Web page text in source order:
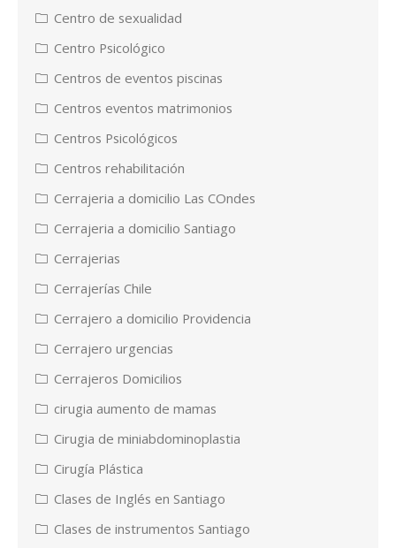
Centro de sexualidad
Centro Psicológico
Centros de eventos piscinas
Centros eventos matrimonios
Centros Psicológicos
Centros rehabilitación
Cerrajeria a domicilio Las COndes
Cerrajeria a domicilio Santiago
Cerrajerias
Cerrajerías Chile
Cerrajero a domicilio Providencia
Cerrajero urgencias
Cerrajeros Domicilios
cirugia aumento de mamas
Cirugia de miniabdominoplastia
Cirugía Plástica
Clases de Inglés en Santiago
Clases de instrumentos Santiago